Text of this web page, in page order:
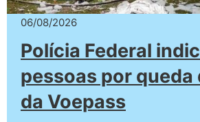
06/08/2026
Polícia Federal
pessoas por queda
da Voepass